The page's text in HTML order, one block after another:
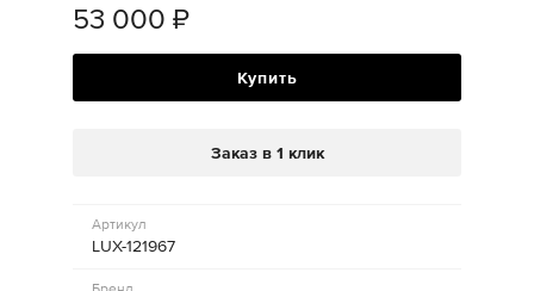
53 000 ₽
Купить
Заказ в 1 клик
Артикул
LUX-121967